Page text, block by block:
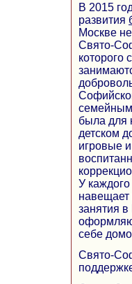
В 2015
развития
Москве
Свято-
которого
была для
детском
игровые
У
навещает
занятия
себе
Свято-